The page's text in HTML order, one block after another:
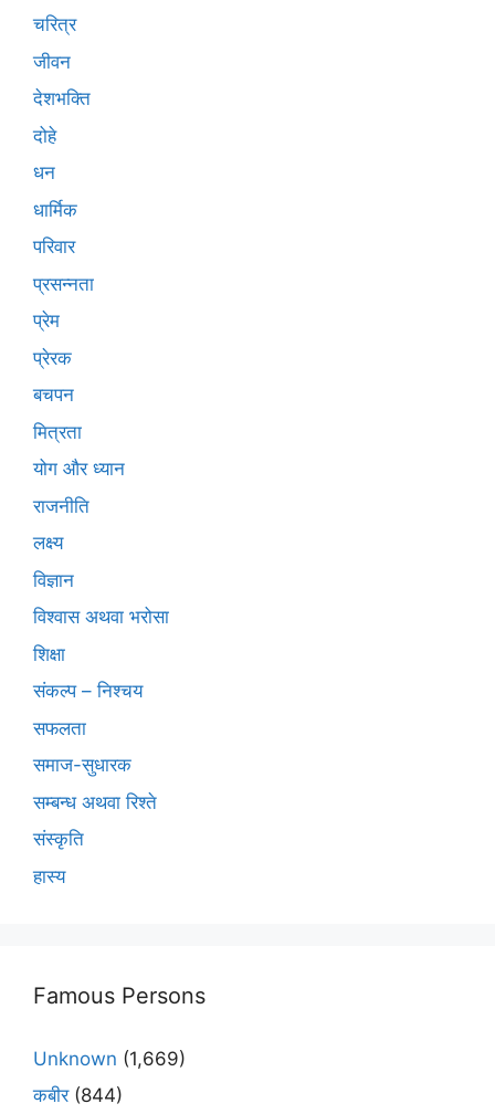
चरित्र
जीवन
देशभक्ति
दोहे
धन
धार्मिक
परिवार
प्रसन्नता
प्रेम
प्रेरक
बचपन
मित्रता
योग और ध्यान
राजनीति
लक्ष्य
विज्ञान
विश्वास अथवा भरोसा
शिक्षा
संकल्प – निश्चय
सफलता
समाज-सुधारक
सम्बन्ध अथवा रिश्ते
संस्कृति
हास्य
Famous Persons
Unknown (1,669)
कबीर(844)